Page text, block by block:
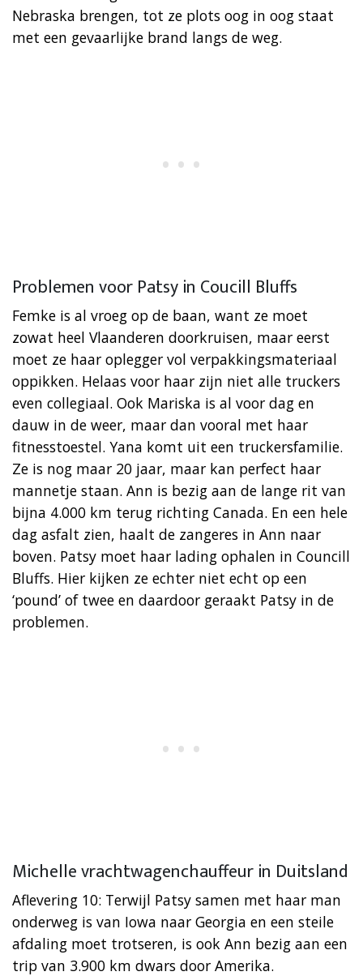
Nebraska brengen, tot ze plots oog in oog staat
met een gevaarlijke brand langs de weg.
Problemen voor Patsy in Coucill Bluffs
Femke is al vroeg op de baan, want ze moet
zowat heel Vlaanderen doorkruisen, maar eerst
moet ze haar oplegger vol verpakkingsmateriaal
oppikken. Helaas voor haar zijn niet alle truckers
even collegiaal. Ook Mariska is al voor dag en
dauw in de weer, maar dan vooral met haar
fitnesstoestel. Yana komt uit een truckersfamilie.
Ze is nog maar 20 jaar, maar kan perfect haar
mannetje staan. Ann is bezig aan de lange rit van
bijna 4.000 km terug richting Canada. En een hele
dag asfalt zien, haalt de zangeres in Ann naar
boven. Patsy moet haar lading ophalen in Councill
Bluffs. Hier kijken ze echter niet echt op een
‘pound’ of twee en daardoor geraakt Patsy in de
problemen.
Michelle vrachtwagenchauffeur in Duitsland
Aflevering 10: Terwijl Patsy samen met haar man
onderweg is van Iowa naar Georgia en een steile
afdaling moet trotseren, is ook Ann bezig aan een
trip van 3.900 km dwars door Amerika.